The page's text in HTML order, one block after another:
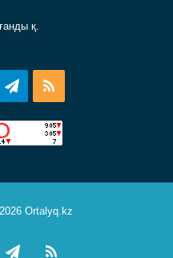
қ.
Telegram
Ortalyq.kz
Telegram